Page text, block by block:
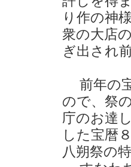
り作の神
衆の大店
ぎ出され
前年の
ので、祭
庁のお達
した宝暦
八朔祭の